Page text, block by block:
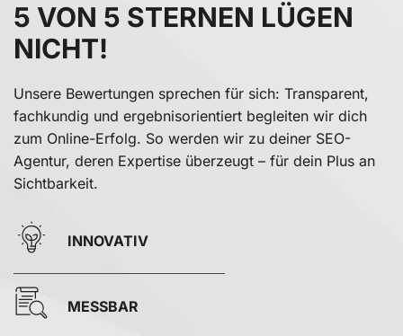
5 VON 5 STERNEN LÜGEN
NICHT!
Unsere Bewertungen sprechen für sich: Transparent,
fachkundig und ergebnisorientiert begleiten wir dich
zum Online-Erfolg. So werden wir zu deiner SEO-
Agentur, deren Expertise überzeugt – für dein Plus an
Sichtbarkeit.
INNOVATIV
MESSBAR